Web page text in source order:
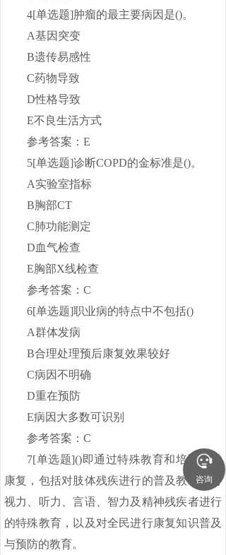
4[单选题]肿瘤的最主要病因是()。
A基因突变
B遗传易感性
C药物导致
D性格导致
E不良生活方式
参考答案：E
5[单选题]诊断COPD的金标准是()。
A实验室指标
B胸部CT
C肺功能测定
D血气检查
E胸部X线检查
参考答案：C
6[单选题]职业病的特点中不包括()
A群体发病
B合理处理预后康复效果较好
C病因不明确
D重在预防
E病因大多数可识别
参考答案：C
7[单选题]()即通过特殊教育和培训促进
康复，包括对肢体残疾进行的普及教育，对
视力、听力、言语、智力及精神残疾者进行
的特殊教育，以及对全民进行康复知识普及
与预防的教育。
咨询